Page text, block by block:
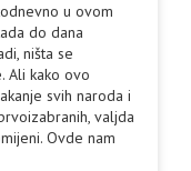
u ovom
do dana
ništa se
Ali kako ovo
svih naroda i
valjda
Ovde nam